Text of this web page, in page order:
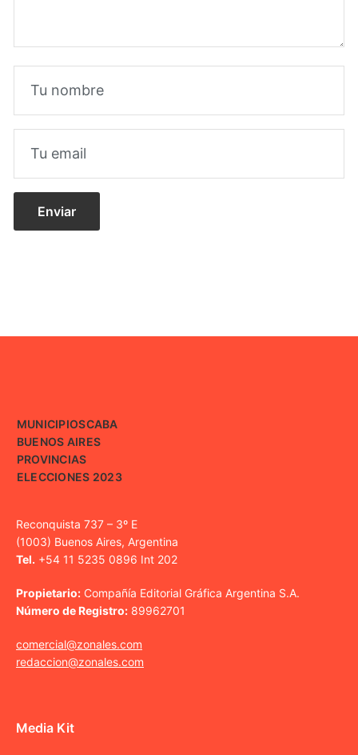
MUNICIPIOSCABA
BUENOS AIRES
PROVINCIAS
ELECCIONES 2023
Reconquista 737 – 3º E
(1003) Buenos Aires, Argentina
Tel. +54 11 5235 0896 Int 202
Propietario: Compañía Editorial Gráfica Argentina S.A.
Número de Registro: 89962701
comercial@zonales.com
redaccion@zonales.com
Media Kit